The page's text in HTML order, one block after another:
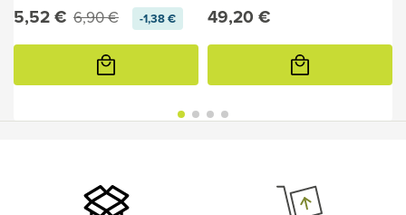
5,52 € 6,90 € -1,38 €
Προσθήκη
καλάθι
49,20 €
Προσθήκη
καλάθι